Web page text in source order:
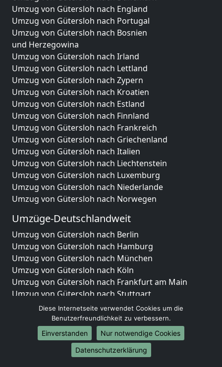
Umzug von Gütersloh nach England
Umzug von Gütersloh nach Portugal
Umzug von Gütersloh nach Bosnien
und Herzegowina
Umzug von Gütersloh nach Irland
Umzug von Gütersloh nach Lettland
Umzug von Gütersloh nach Zypern
Umzug von Gütersloh nach Kroatien
Umzug von Gütersloh nach Estland
Umzug von Gütersloh nach Finnland
Umzug von Gütersloh nach Frankreich
Umzug von Gütersloh nach Griechenland
Umzug von Gütersloh nach Italien
Umzug von Gütersloh nach Liechtenstein
Umzug von Gütersloh nach Luxemburg
Umzug von Gütersloh nach Niederlande
Umzug von Gütersloh nach Norwegen
Umzüge-Deutschlandweit
Umzug von Gütersloh nach Berlin
Umzug von Gütersloh nach Hamburg
Umzug von Gütersloh nach München
Umzug von Gütersloh nach Köln
Umzug von Gütersloh nach Frankfurt am Main
Umzug von Gütersloh nach Stuttgart
Umzug von Gütersloh nach Düsseldorf
Umzug von Gütersloh nach Leipzig
Umzug von Gütersloh nach Dortmund
Umzug von Gütersloh nach Essen
Umzug von Gütersloh nach Bremen
Diese Internetseite verwendet Cookies um die
Benutzerfreundlichkeit zu verbessern.
Einverstanden
Nur notwendige Cookies
Datenschutzerklärung